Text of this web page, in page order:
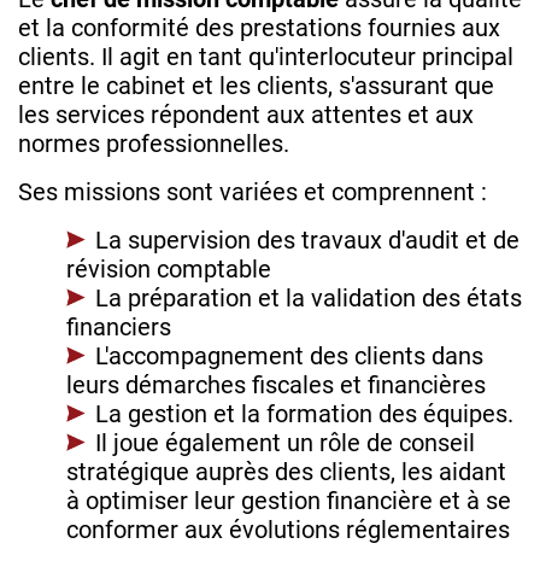
et la conformité des prestations fournies aux
clients. Il agit en tant qu'interlocuteur principal
entre le cabinet et les clients, s'assurant que
les services répondent aux attentes et aux
normes professionnelles.
Ses missions sont variées et comprennent :
La supervision des travaux d'audit et de
révision comptable
La préparation et la validation des états
financiers
L'accompagnement des clients dans
leurs démarches fiscales et financières
La gestion et la formation des équipes.
Il joue également un rôle de conseil
stratégique auprès des clients, les aidant
à optimiser leur gestion financière et à se
conformer aux évolutions réglementaires